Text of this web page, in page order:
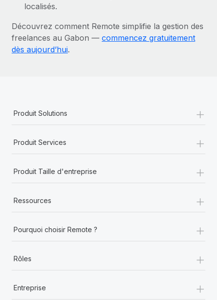
localisés.
Découvrez comment Remote simplifie la gestion des
freelances au Gabon — commencez gratuitement
dès aujourd’hui.
Produit Solutions +
Produit Services +
Produit Taille d'entreprise +
Ressources +
Pourquoi choisir Remote ? +
Rôles +
Entreprise +